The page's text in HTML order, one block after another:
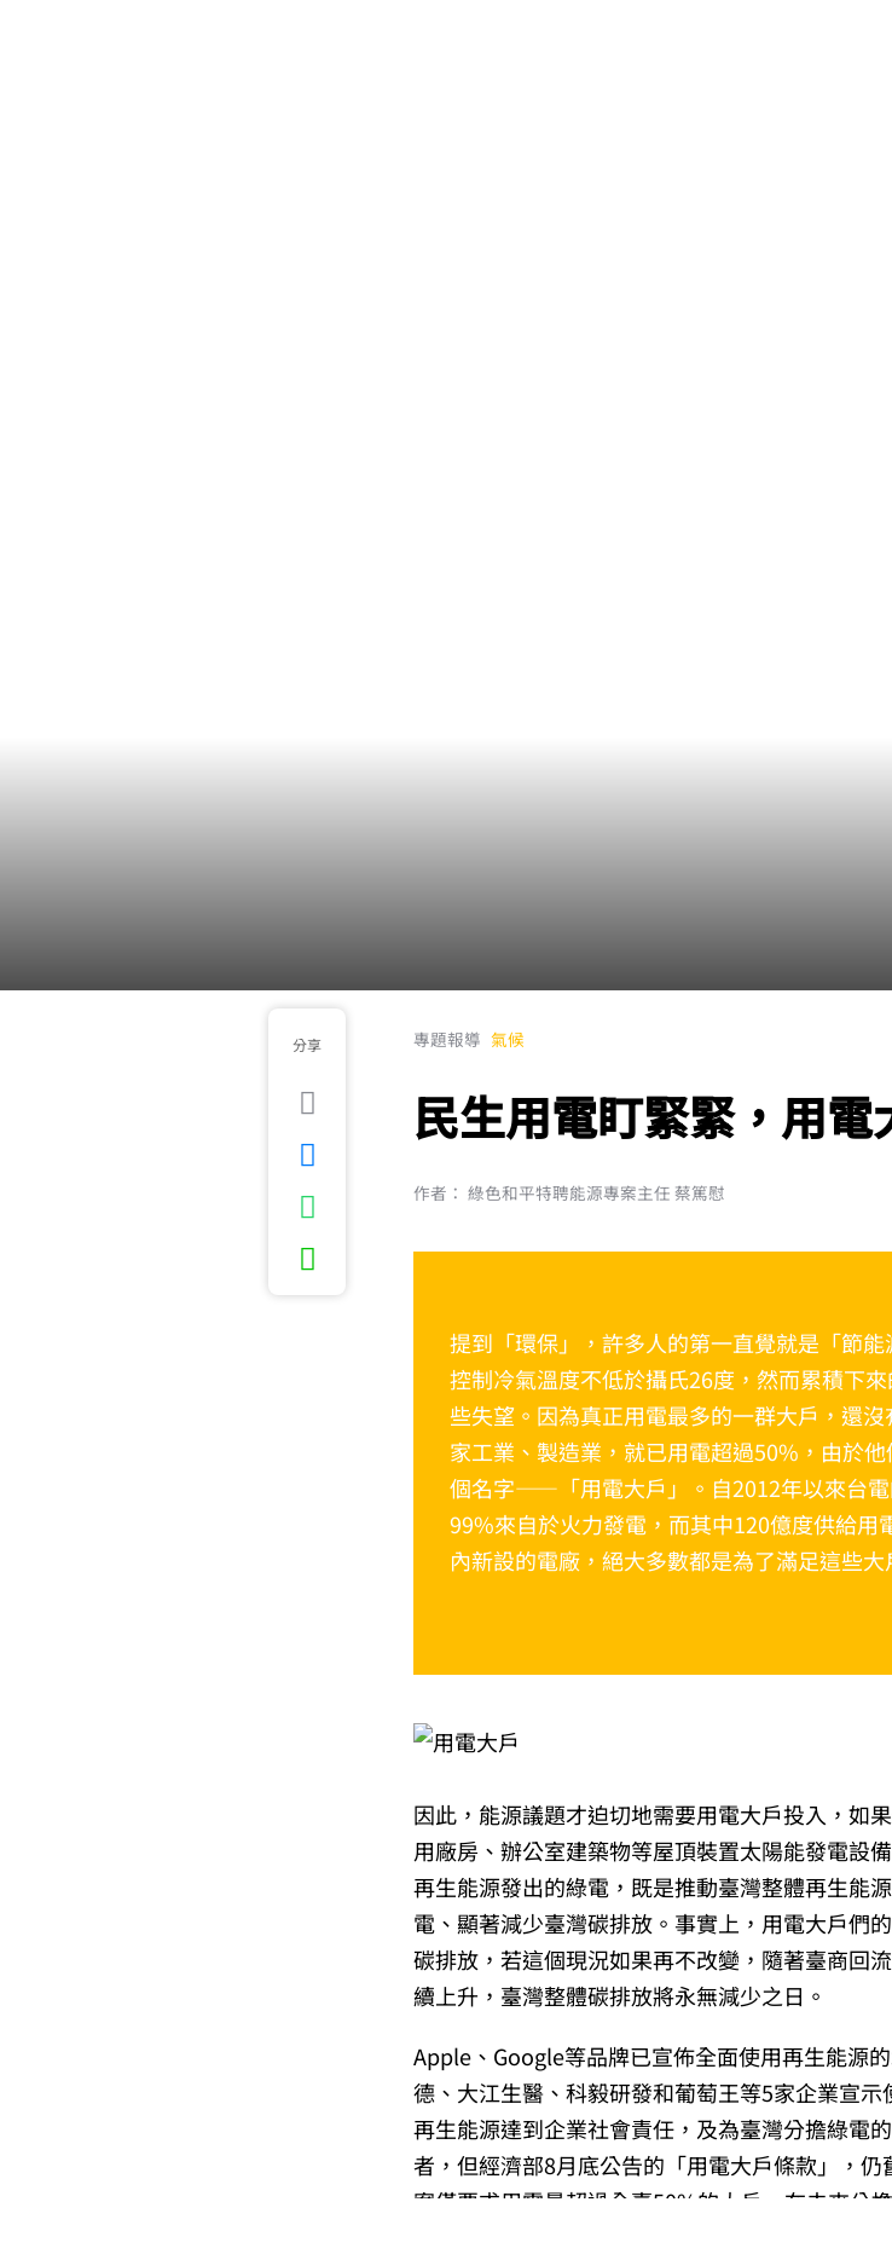
分享 專題報導 氣候
民生用電盯緊緊，用電
作者： 綠色和平特聘能源專案主任 蔡篤慰
提到「環保」，許多人的第一直覺就是「節
控制冷氣溫度不低於攝氏26度，然而累積下
些失望。因為真正用電最多的一群大戶，還
家工業、製造業，就已用電超過50%，由於
個名字——「用電大戶」。自2012年以來台電
99%來自於火力發電，而其中120億度供給用
內新設的電廠，絕大多數都是為了滿足這些大
因此，能源議題才迫切地需要用電大戶投入，如
用廠房、辦公室建築物等屋頂裝置太陽能發電設
再生能源發出的綠電，既是推動臺灣整體再生能
電、顯著減少臺灣碳排放。事實上，用電大戶們
碳排放，若這個現況如果再不改變，隨著臺商回
續上升，臺灣整體碳排放將永無減少之日。
Apple、Google等品牌已宣佈全面使用再生能源
德、大江生醫、科毅研發和葡萄王等5家企業宣
再生能源達到企業社會責任，及為臺灣分擔綠電
者，但經濟部8月底公告的「用電大戶條款」，
案僅要求用電量超過全臺50%的大戶，在未來分